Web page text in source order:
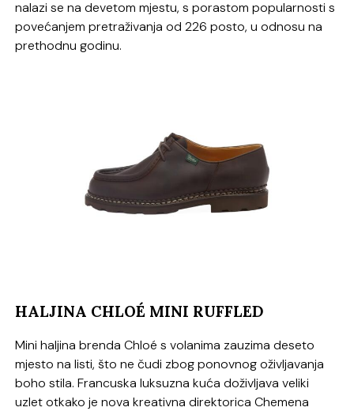
nalazi se na devetom mjestu, s porastom popularnosti s
povećanjem pretraživanja od 226 posto, u odnosu na
prethodnu godinu.
HALJINA CHLOÉ MINI RUFFLED
Mini haljina brenda Chloé s volanima zauzima deseto
mjesto na listi, što ne čudi zbog ponovnog oživljavanja
boho stila. Francuska luksuzna kuća doživljava veliki
uzlet otkako je nova kreativna direktorica Chemena